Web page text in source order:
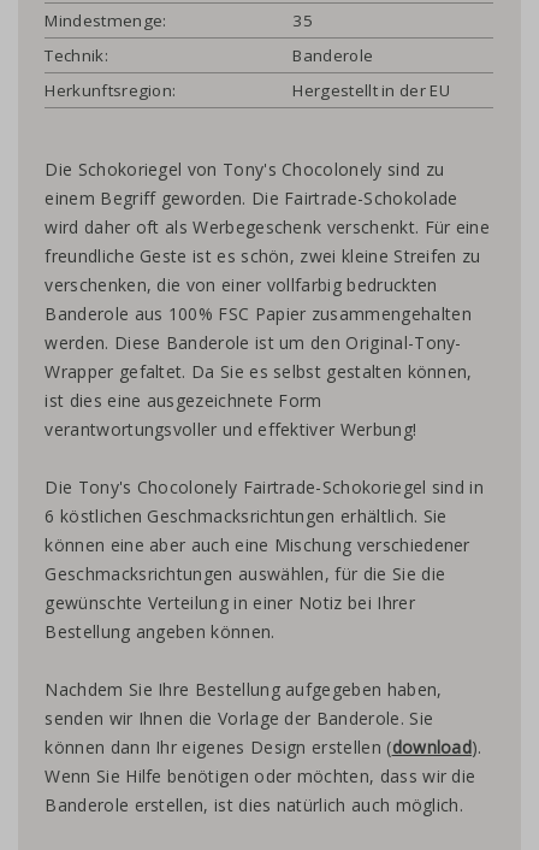
Mindestmenge:
35
Technik:
Banderole
Herkunftsregion:
Hergestellt in der EU
Die Schokoriegel von Tony's Chocolonely sind zu
einem Begriff geworden. Die Fairtrade-Schokolade
wird daher oft als Werbegeschenk verschenkt. Für eine
freundliche Geste ist es schön, zwei kleine Streifen zu
verschenken, die von einer vollfarbig bedruckten
Banderole aus 100% FSC Papier zusammengehalten
werden. Diese Banderole ist um den Original-Tony-
Wrapper gefaltet. Da Sie es selbst gestalten können,
ist dies eine ausgezeichnete Form
verantwortungsvoller und effektiver Werbung!
Die Tony's Chocolonely Fairtrade-Schokoriegel sind in
6 köstlichen Geschmacksrichtungen erhältlich. Sie
können eine aber auch eine Mischung verschiedener
Geschmacksrichtungen auswählen, für die Sie die
gewünschte Verteilung in einer Notiz bei Ihrer
Bestellung angeben können.
Nachdem Sie Ihre Bestellung aufgegeben haben,
senden wir Ihnen die Vorlage der Banderole. Sie
können dann Ihr eigenes Design erstellen (download).
Wenn Sie Hilfe benötigen oder möchten, dass wir die
Banderole erstellen, ist dies natürlich auch möglich.